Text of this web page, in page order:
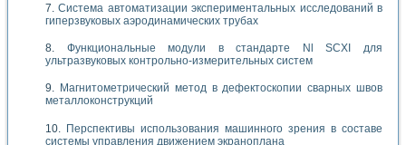
Система автоматизации экспериментальных исследований в
гиперзвуковых аэродинамических трубах
Функциональные модули в стандарте Nl SCXI для
ультразвуковых контрольно-измерительных систем
Магнитометрический метод в дефектоскопии сварных швов
металлоконструкций
Перспективы использования машинного зрения в составе
системы управления движением экраноплана